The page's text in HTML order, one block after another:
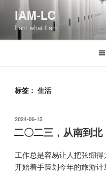
容
IAM-LC
I am what I am
标签： 生活
发
布
于
2024-06-15
二〇二三，从南到北
工作总是容易让人把弦绷
开始着手策划今年的旅游计